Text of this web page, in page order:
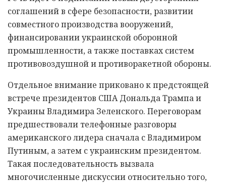
соглашений в сфере безопасности, развитии
совместного производства вооружений,
финансировании украинской оборонной
промышленности, а также поставках систем
противовоздушной и противоракетной обороны.
Отдельное внимание приковано к предстоящей
встрече президентов США Дональда Трампа и
Украины Владимира Зеленского. Переговорам
предшествовали телефонные разговоры
американского лидера сначала с Владимиром
Путиным, а затем с украинским президентом.
Такая последовательность вызвала
многочисленные дискуссии относительно того,